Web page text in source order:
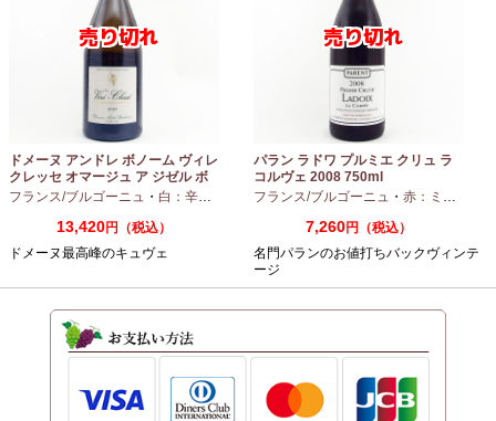
ドメーヌ アンドレ ボノーム ヴィレ
クレッセ オマージュ ア ジゼル ボ
ノーム 2023 750ml
フランス/ブルゴーニュ ・ 白：辛口 シャルドネ
13,420円（税込）
ドメーヌ最高峰のキュヴェ
パラン ラドワ プルミエ クリュ ラ
コルヴェ 2008 750ml
フランス/ブルゴーニュ ・ 赤：ミディアムボディ
7,260円（税込）
名門パランのお値打ちバックヴィンテ
ージ